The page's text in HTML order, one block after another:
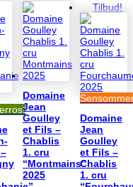
Domaine
Jean
Goulley
et Fils –
Chablis
1. cru
“Montmains”
2025
Tilbud!
Domaine
Jean
Goulley
et Fils –
Chablis
1. cru